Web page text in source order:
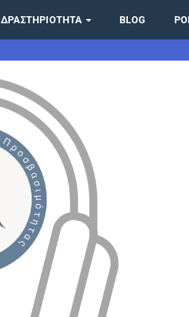
ΔΡΑΣΤΗΡΙΌΤΗΤΑ BLOG